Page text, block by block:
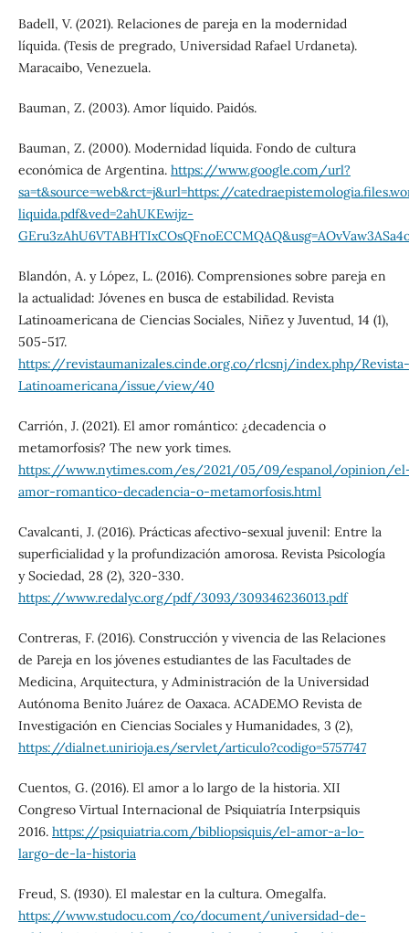
Badell, V. (2021). Relaciones de pareja en la modernidad
líquida. (Tesis de pregrado, Universidad Rafael Urdaneta).
Maracaibo, Venezuela.
Bauman, Z. (2003). Amor líquido. Paidós.
Bauman, Z. (2000). Modernidad líquida. Fondo de cultura
económica de Argentina. https://www.google.com/url?
sa=t&source=web&rct=j&url=https://
liquida.pdf&ved=2ahUKEwijz-
Blandón, A. y López, L. (2016). Comprensiones sobre pareja en
la actualidad: Jóvenes en busca de estabilidad. Revista
Latinoamericana de Ciencias Sociales, Niñez y Juventud, 14 (1),
505-517.
https://revistaumanizales.cinde.org.co/rlcsnj/index.php/Revista-
Latinoamericana/issue/view/40
Carrión, J. (2021). El amor romántico: ¿decadencia o
metamorfosis? The new york times.
https://www.nytimes.com/es/2021/05/09/espanol/opinion/
amor-romantico-decadencia-o-metamorfosis.html
Cavalcanti, J. (2016). Prácticas afectivo-sexual juvenil: Entre la
superficialidad y la profundización amorosa. Revista Psicología
y Sociedad, 28 (2), 320-330.
https://www.redalyc.org/pdf/3093/309346236013.pdf
Contreras, F. (2016). Construcción y vivencia de las Relaciones
de Pareja en los jóvenes estudiantes de las Facultades de
Medicina, Arquitectura, y Administración de la Universidad
Autónoma Benito Juárez de Oaxaca. ACADEMO Revista de
Investigación en Ciencias Sociales y Humanidades, 3 (2),
https://dialnet.unirioja.es/servlet/articulo?codigo=5757747
Cuentos, G. (2016). El amor a lo largo de la historia. XII
Congreso Virtual Internacional de Psiquiatría Interpsiquis
2016. https://psiquiatria.com/bibliopsiquis/el-amor-a-lo-
largo-de-la-historia
Freud, S. (1930). El malestar en la cultura. Omegalfa.
https://www.studocu.com/co/document/universidad-de-